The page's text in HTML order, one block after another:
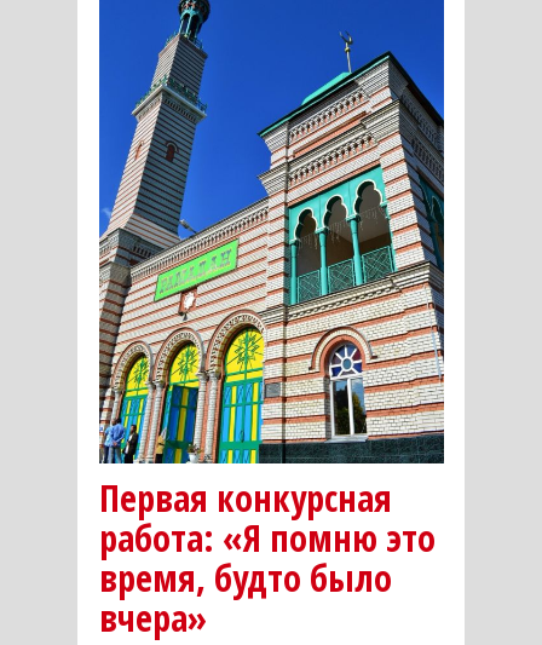
Первая конкурсная
работа: «Я помню это
время, будто было
вчера»